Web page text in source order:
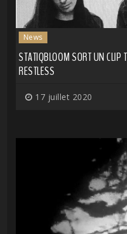
News
STATIQBLOOM SORT UN CLIP
RESTLESS
17 juillet 2020